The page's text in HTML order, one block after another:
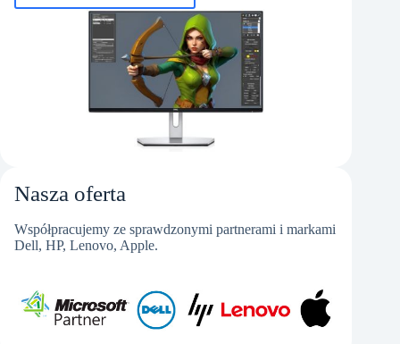
Nasza oferta
Współpracujemy ze sprawdzonymi partnerami i markami
Dell, HP, Lenovo, Apple.